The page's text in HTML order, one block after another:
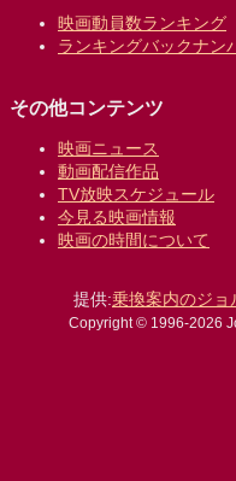
映画動員数ランキング
ランキングバックナン
その他コンテンツ
映画ニュース
動画配信作品
TV放映スケジュール
今見る映画情報
映画の時間について
提供:乗換案内のジョ
Copyright © 1996-2026